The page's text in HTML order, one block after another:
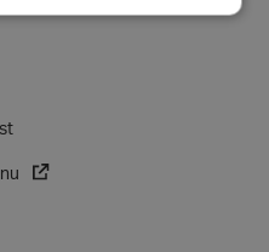
användarinloggning
kan inte
nödvändiga cookies.